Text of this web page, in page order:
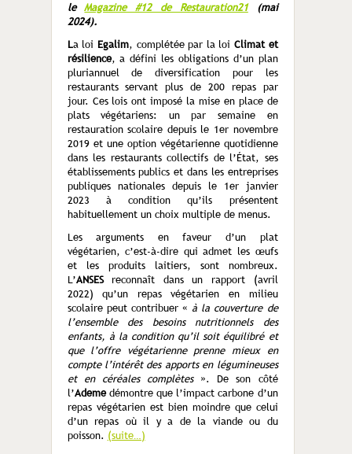
le
Magazine #12 de Restauration21
(mai
2024).
La loi Egalim, complétée par la loi Cli­mat et
résilience, a défini les obli­gations d’un plan
pluriannuel de di­versification pour les
restaurants servant plus de 200 repas par
jour. Ces lois ont imposé la mise en place de
plats végétariens: un par semaine en
restauration scolaire depuis le 1er novembre
2019 et une option végétarienne quotidienne
dans les res­taurants collectifs de l’État, ses
établisse­ments publics et dans les entreprises
pu­bliques nationales depuis le 1er janvier
2023 à condition qu’ils présentent
habituellement un choix multiple de menus.
Les arguments en faveur d’un plat
végétarien, c’est-à-dire qui admet les œufs
et les produits laitiers, sont nombreux.
L’ANSES reconnaît dans un rapport (avril
2022) qu’un repas vé­gétarien en milieu
scolaire peut contribuer « à la couverture de
l’ensemble des besoins nu­tritionnels des
enfants, à la condition qu’il soit équilibré et
que l’offre végétarienne prenne mieux en
compte l’intérêt des apports en légu­mineuses
et en céréales complètes». De son côté
l’Ademe démontre que l’impact carbone d’un
repas végétarien est bien moindre que celui
d’un repas où il y a de la viande ou du
poisson. (suite…)